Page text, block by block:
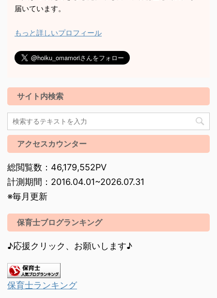
届いています。
もっと詳しいプロフィール
サイト内検索
アクセスカウンター
総閲覧数：46,179,552PV
計測期間：2016.04.01~2026.07.31
※毎月更新
保育士ブログランキング
♪応援クリック、お願いします♪
保育士ランキング